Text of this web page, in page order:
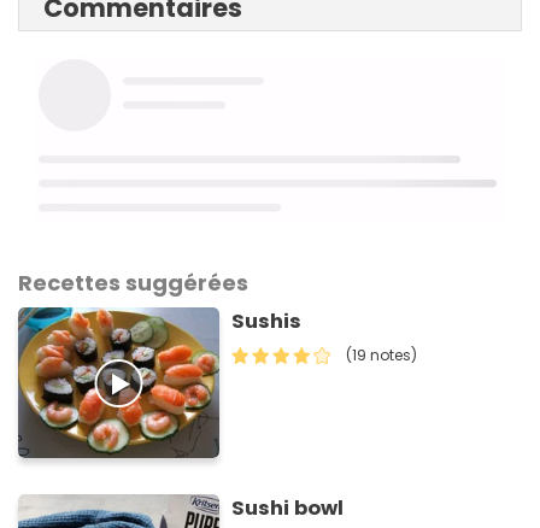
Commentaires
Recettes suggérées
Sushis
(19 notes)
Sushi bowl